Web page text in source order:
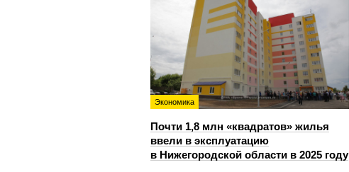
Экономика
Почти 1,8 млн «квадратов» жилья
ввели в эксплуатацию
в Нижегородской области в 2025 году